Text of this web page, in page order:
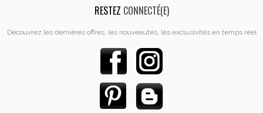
RESTEZ CONNECTÉ(E)
Découvrez les dernières offres, les nouveautés, les exclusivités en temps réel